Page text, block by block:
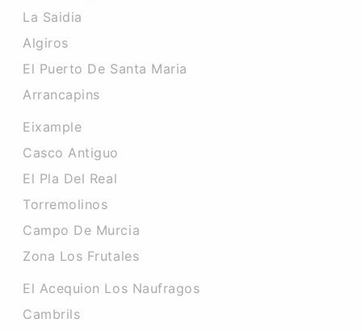
La Saidia
Algiros
El Puerto De Santa Maria
Arrancapins
Eixample
Casco Antiguo
El Pla Del Real
Torremolinos
Campo De Murcia
Zona Los Frutales
El Acequion Los Naufragos
Cambrils